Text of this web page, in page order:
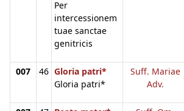
Per
intercessionem
tuae sanctae
genitricis
007 46 Gloria patri*
Gloria patri*
Suff. Mariae
Adv.